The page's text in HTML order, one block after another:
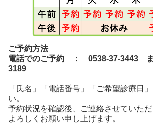
ご予約方法
電話でのご予約 ： 0538-37-3443
3189
「氏名」「電話番号」「ご希望診療日
い。
予約状況を確認後、ご連絡させていただ
よろしくお願い申し上げます。